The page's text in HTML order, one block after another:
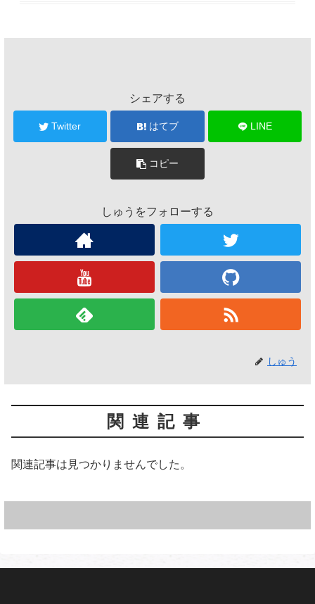
シェアする
Twitter はてブ LINE
コピー
しゅうをフォローする
しゅう
関連記事
関連記事は見つかりませんでした。